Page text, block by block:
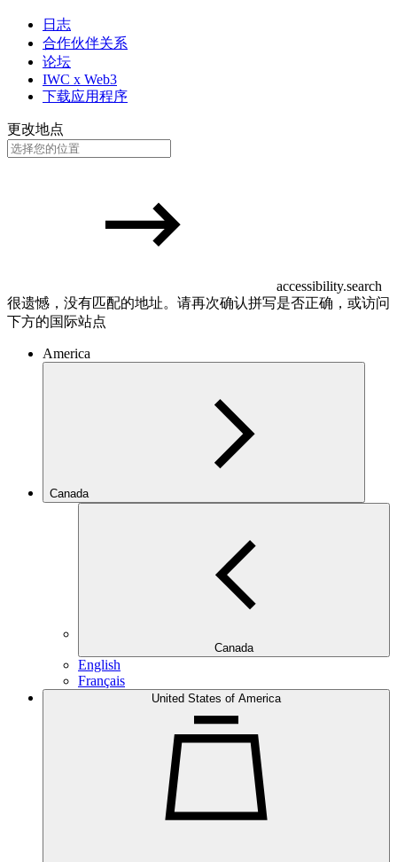
日志
合作伙伴关系
论坛
IWC x Web3
下载应用程序
更改地点
accessibility.search
很遗憾，没有匹配的地址。请再次确认拼写是否正确，或访问
下方的国际站点
America
Canada
Canada
English
Français
United States of America